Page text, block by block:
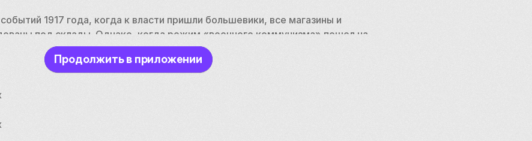
1917 года, когда к власти пришли большевики, все магазины и
под склады. Однако, когда режим «военного коммунизма» пошел на
опять засверкал витринами.
не только среди любителей шопинга, это тихое место идеально
свиданий и неспешных прогулок по историческому центру Москвы.
Продолжить в приложении